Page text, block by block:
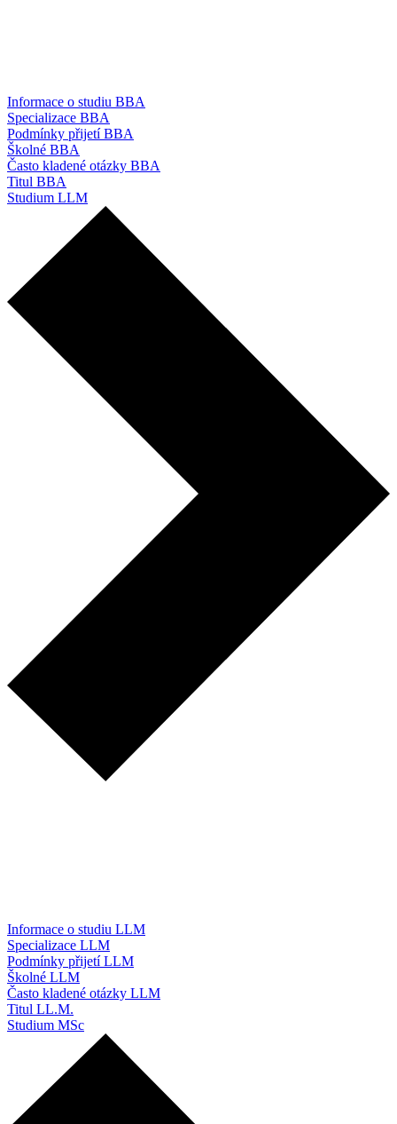
Informace o studiu BBA
Specializace BBA
Podmínky přijetí BBA
Školné BBA
Často kladené otázky BBA
Titul BBA
Studium LLM
Informace o studiu LLM
Specializace LLM
Podmínky přijetí LLM
Školné LLM
Často kladené otázky LLM
Titul LL.M.
Studium MSc